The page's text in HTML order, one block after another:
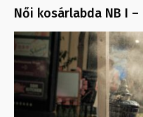
Női kosárlabda NB I